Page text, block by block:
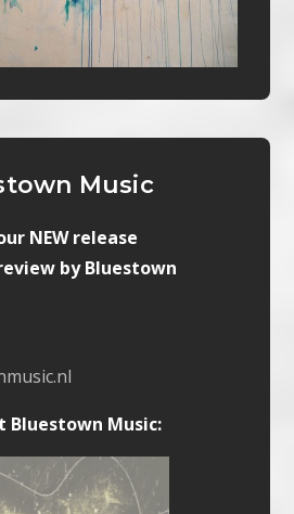
Music
NEW release
by Bluestown
Bluestown Music: